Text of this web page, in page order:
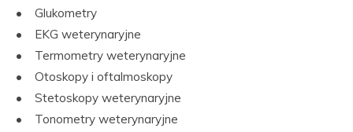
• Glukometry
• EKG weterynaryjne
• Termometry weterynaryjne
• Otoskopy i oftalmoskopy
• Stetoskopy weterynaryjne
• Tonometry weterynaryjne